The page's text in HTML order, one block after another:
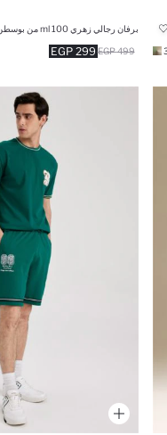
برفان رجالي زهري 100 ml من بوسطن سيلتكس
299 EGP 499 EGP